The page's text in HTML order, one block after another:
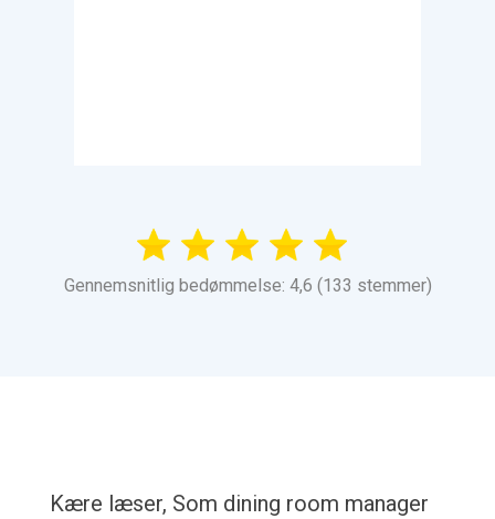
Gennemsnitlig bedømmelse: 4,6 (133 stemmer)
Kære læser, Som dining room manager